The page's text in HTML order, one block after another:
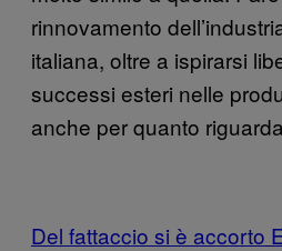
rinnovamento
italiana, oltre a ispirarsi
successi esteri nelle
anche per quanto
Del fattaccio si è accorto